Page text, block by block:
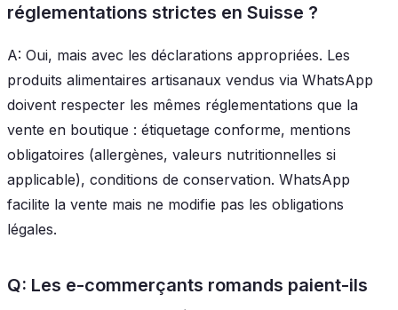
réglementations strictes en Suisse ?
A: Oui, mais avec les déclarations appropriées. Les
produits alimentaires artisanaux vendus via WhatsApp
doivent respecter les mêmes réglementations que la
vente en boutique : étiquetage conforme, mentions
obligatoires (allergènes, valeurs nutritionnelles si
applicable), conditions de conservation. WhatsApp
facilite la vente mais ne modifie pas les obligations
légales.
Q: Les e-commerçants romands paient-ils